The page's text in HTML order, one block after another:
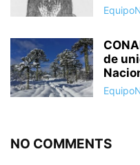
de
NO COMMENTS